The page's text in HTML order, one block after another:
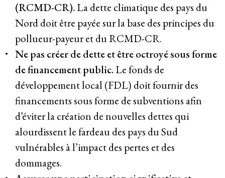
(RCMD-CR).La dette climatique des pays du
Nord doit être payée sur la base des principes du
pollueur-payeur et du RCMD-CR.
Ne pas créer de dette et être octroyé sous forme
de financement public.Le fonds de
développement local (FDL) doit fournir des
financements sous forme de subventions afin
d’éviter la création de nouvelles dettes qui
alourdissent le fardeau des pays du Sud
vulnérables à l’impact des pertes et des
dommages.